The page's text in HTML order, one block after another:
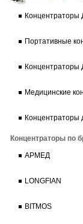
Портативные
Медицинские
Концентраторы
Концентраторы по
АРМЕД
LONGFIAN
BITMOS